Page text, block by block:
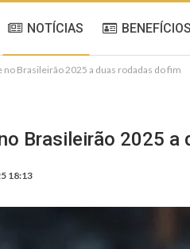
NOTÍCIAS
no Brasileirão 2025 a duas rodadas do fim
Brasileirão 2025 a
18:13